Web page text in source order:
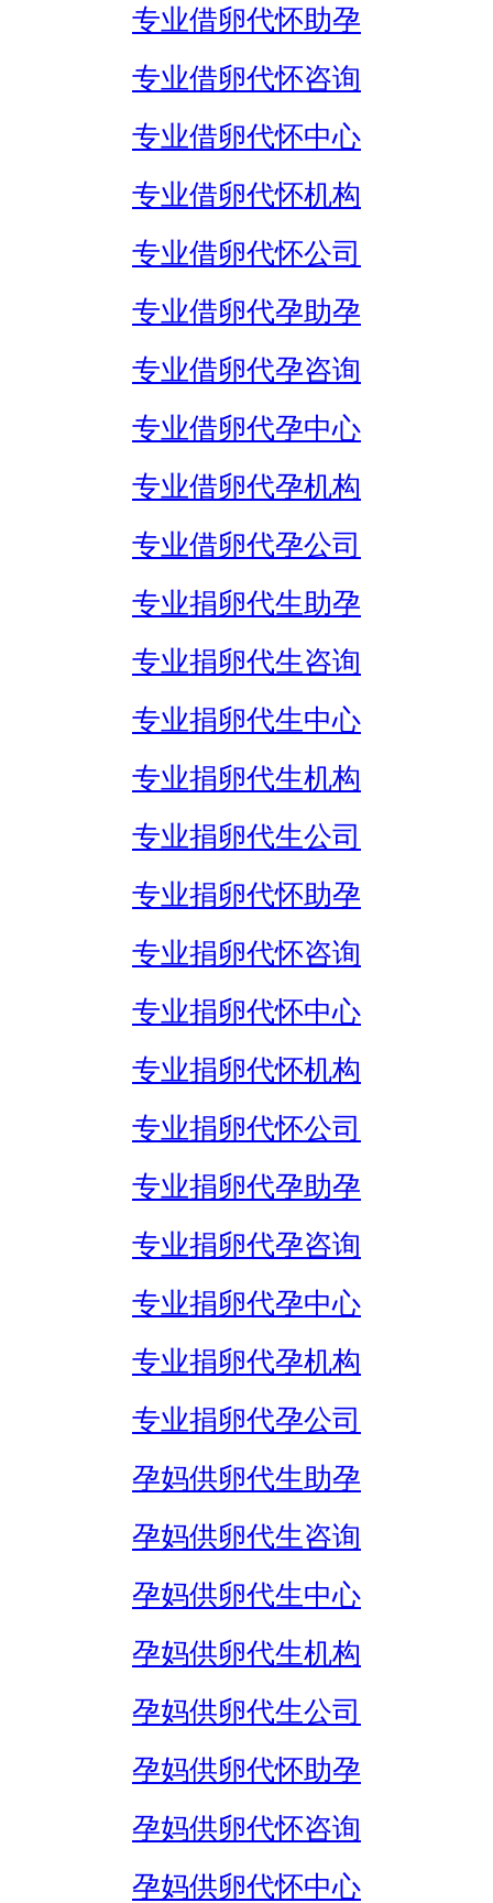
专业借卵代怀助孕
专业借卵代怀咨询
专业借卵代怀中心
专业借卵代怀机构
专业借卵代怀公司
专业借卵代孕助孕
专业借卵代孕咨询
专业借卵代孕中心
专业借卵代孕机构
专业借卵代孕公司
专业捐卵代生助孕
专业捐卵代生咨询
专业捐卵代生中心
专业捐卵代生机构
专业捐卵代生公司
专业捐卵代怀助孕
专业捐卵代怀咨询
专业捐卵代怀中心
专业捐卵代怀机构
专业捐卵代怀公司
专业捐卵代孕助孕
专业捐卵代孕咨询
专业捐卵代孕中心
专业捐卵代孕机构
专业捐卵代孕公司
孕妈供卵代生助孕
孕妈供卵代生咨询
孕妈供卵代生中心
孕妈供卵代生机构
孕妈供卵代生公司
孕妈供卵代怀助孕
孕妈供卵代怀咨询
孕妈供卵代怀中心